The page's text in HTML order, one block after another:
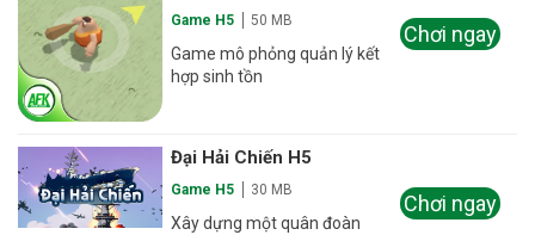
Game H5 50 MB
Game mô phỏng quản lý kết
hợp sinh tồn
Chơi ngay
Đại Hải Chiến H5
Game H5 30 MB
Xây dựng một quân đoàn
Chơi ngay